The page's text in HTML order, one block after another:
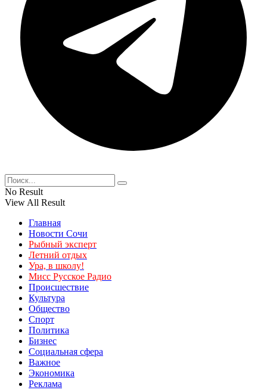
No Result
View All Result
Главная
Новости Сочи
Рыбный эксперт
Летний отдых
Ура, в школу!
Мисс Русское Радио
Происшествие
Культура
Общество
Спорт
Политика
Бизнес
Социальная сфера
Важное
Экономика
Реклама